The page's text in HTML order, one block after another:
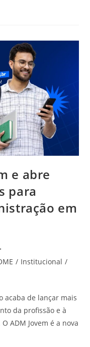
e abre
para
em
/ Institucional /
acaba de lançar mais
da profissão e à
ADM Jovem é a nova